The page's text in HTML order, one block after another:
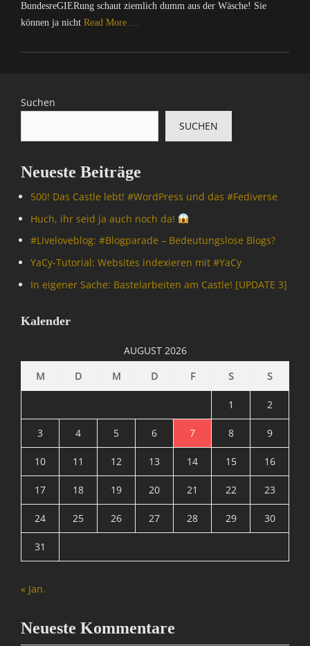
BundesreGIERung schaut ziemlich dumm aus der Wäsche! Sie
können ja nicht Read More …
Categories
p
t
r
I
e
e
i
n
M
T
I
=
e
Suchen
SUCHEN
Neueste Beiträge
500! Das Castle lebt! #WordPress und das #Fediverse
Huch, ihr seid ja auch noch da!
#Livelove­blog: #Blogparade – Bedeutungslose Blogs?
YaCy-Tutorial: Websites indexieren mit #YaCy
In eigener Sache: Bastelarbeiten am Castle! [UPDATE 3]
Kalender
AUGUST 2026
M
D M D F S S
1 2
3 4 5 6 7 8 9
10 11 12 13 14 15 16
17 18 19 20 21 22 23
24 25 26 27 28 29 30
31
« Jan.
Neueste Kommentare